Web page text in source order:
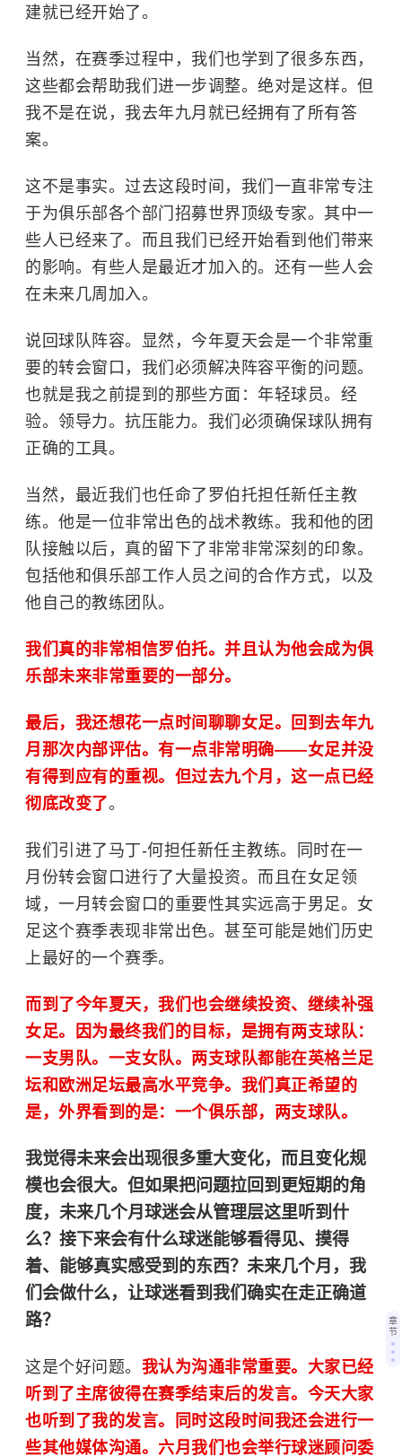
建就已经开始了。
当然，在赛季过程中，我们也学到了很多东西，
这些都会帮助我们进一步调整。绝对是这样。但
我不是在说，我去年九月就已经拥有了所有答
案。
这不是事实。过去这段时间，我们一直非常专注
于为俱乐部各个部门招募世界顶级专家。其中一
些人已经来了。而且我们已经开始看到他们带来
的影响。有些人是最近才加入的。还有一些人会
在未来几周加入。
说回球队阵容。显然，今年夏天会是一个非常重
要的转会窗口，我们必须解决阵容平衡的问题。
也就是我之前提到的那些方面：年轻球员。经
验。领导力。抗压能力。我们必须确保球队拥有
正确的工具。
当然，最近我们也任命了罗伯托担任新任主教
练。他是一位非常出色的战术教练。我和他的团
队接触以后，真的留下了非常非常深刻的印象。
包括他和俱乐部工作人员之间的合作方式，以及
他自己的教练团队。
我们真的非常相信罗伯托。并且认为他会成为俱
乐部未来非常重要的一部分。
最后，我还想花一点时间聊聊女足。回到去年九
月那次内部评估。有一点非常明确——女足并没
有得到应有的重视。但过去九个月，这一点已经
彻底改变了。
我们引进了马丁-何担任新任主教练。同时在一
月份转会窗口进行了大量投资。而且在女足领
域，一月转会窗口的重要性其实远高于男足。女
足这个赛季表现非常出色。甚至可能是她们历史
上最好的一个赛季。
而到了今年夏天，我们也会继续投资、继续补强
女足。因为最终我们的目标，是拥有两支球队：
一支男队。一支女队。两支球队都能在英格兰足
坛和欧洲足坛最高水平竞争。我们真正希望的
是，外界看到的是：一个俱乐部，两支球队。
我觉得未来会出现很多重大变化，而且变化规
模也会很大。但如果把问题拉回到更短期的角
度，未来几个月球迷会从管理层这里听到什
么？接下来会有什么球迷能够看得见、摸得
着、能够真实感受到的东西？未来几个月，我
们会做什么，让球迷看到我们确实在走正确道
路？
这是个好问题。 我认为沟通非常重要。大家已经
听到了主席彼得在赛季结束后的发言。今天大家
也听到了我的发言。同时这段时间我还会进行一
些其他媒体沟通。六月我们也会举行球迷顾问委
章
节